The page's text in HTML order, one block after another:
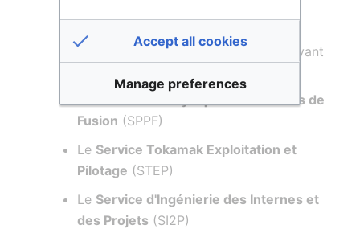
L'IRFM se compose de trois services ayant
Service de Physique des Plasmas de
Fusion (SPPF)
Le Service Tokamak Exploitation et
Pilotage (STEP)
Le Service d'Ingénierie des Internes et
des Projets (SI2P)
Accept all cookies
Manage preferences